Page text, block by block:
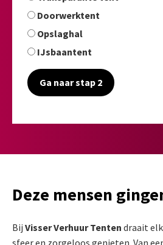
Doorwerktent
Opslaghal
IJsbaantent
Ga naar stap 2
Deze mensen
Bij Visser Verhuur Tenten draait
sfeer en zorgeloos genieten. Van